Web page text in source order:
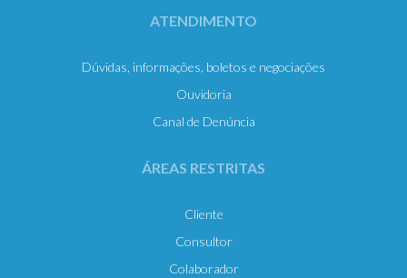
ATENDIMENTO
Dúvidas, informações, boletos e negociações
Ouvidoria
Canal de Denúncia
ÁREAS RESTRITAS
Cliente
Consultor
Colaborador